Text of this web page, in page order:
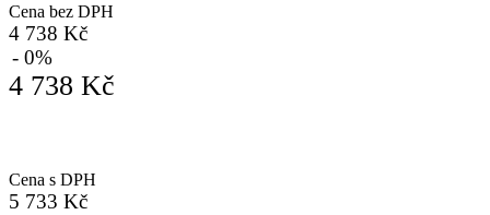
Cena bez DPH
4 738 Kč
- 0%
4 738 Kč
Cena s DPH
5 733 Kč